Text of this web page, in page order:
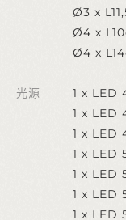
Ø3 x
Ø4 x
Ø4 x
光源
1 x LED
1 x LED
1 x LED
1 x LED
1 x LED
1 x LED
1 x LED